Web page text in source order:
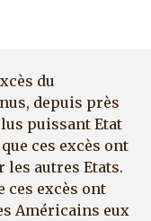
du
depuis près
puissant Etat
ces excès ont
les autres Etats.
excès ont
Américains eux